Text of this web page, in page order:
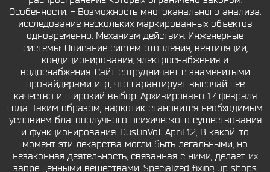
Особенности: - Возможность многоканального анализа:
исследование нескольких маркированных объектов
одновременно. Механизм действия. Инженерные
системы: Описание систем отопления, вентиляции,
кондиционирования, электроснабжения и
водоснабжения. Сайт сотрудничает с знаменитыми
провайдерами игр, что гарантирует высочайшее
качество и широкий выбор. Архивировано 17 февраля
года. Таким образом, наркотик становится необходимым
условием благополучного психического существования
и функционирования. DustinVot April 12, В какой-то
момент эти лекарства могли быть легальными, но
незаконная деятельность, связанная с ними, делает их
запрещенными веществами. Specialized fixing up shops